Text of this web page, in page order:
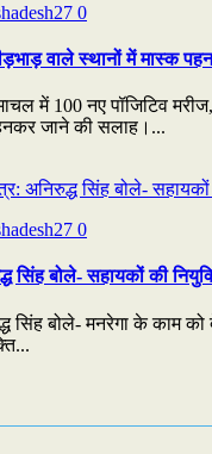
0
वाले स्थानों में मास्क
में 100 नए पॉजिटिव
जाने की सलाह।...
0
सिंह बोले- सहायकों की
सिंह बोले- मनरेगा के काम को